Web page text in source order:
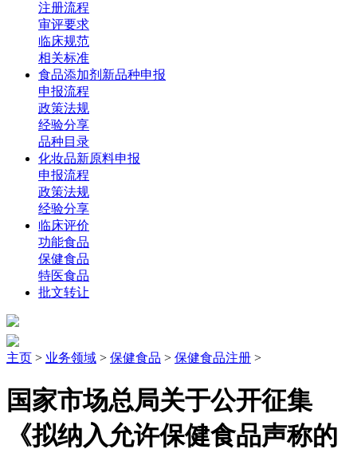
注册流程
审评要求
临床规范
相关标准
食品添加剂新品种申报
申报流程
政策法规
经验分享
品种目录
化妆品新原料申报
申报流程
政策法规
经验分享
临床评价
功能食品
保健食品
特医食品
批文转让
主页 > 业务领域 > 保健食品 > 保健食品注册 >
国家市场总局关于公开征集
《拟纳入允许保健食品声称的